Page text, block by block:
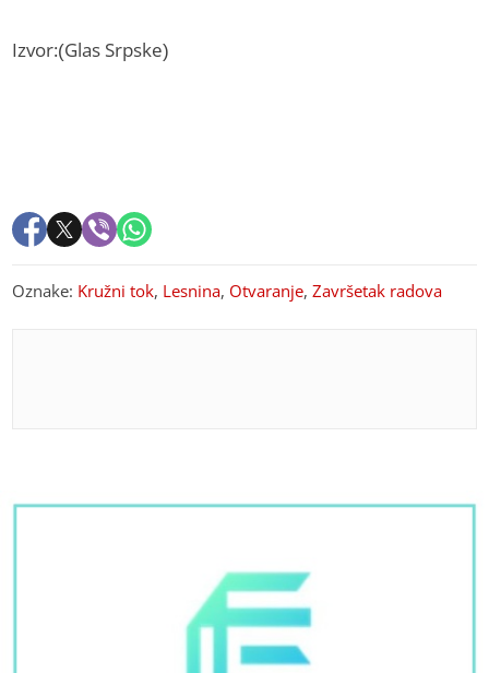
Izvor:(Glas Srpske)
Oznake: Kružni tok, Lesnina, Otvaranje,Završetak radova
Akcija "Trasa" na području Banjaluke,
Prnjavora i Dervente: Uhapšene 3 osobe, pronađena